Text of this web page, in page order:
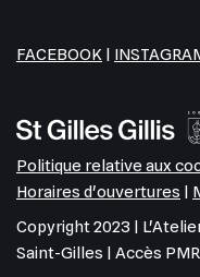
FACEBOOK |
Politique relative aux
Horaires d'ouvertures |
Copyright 2023 |
Saint-Gilles | Accès PMR